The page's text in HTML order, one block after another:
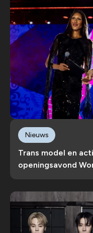
Trans model en
openingsavond
Nieuws